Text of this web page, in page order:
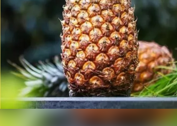
CAMPFIRE for Social Good
CAMPFIREふるさと納税